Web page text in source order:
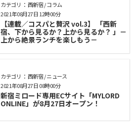
カテゴリ： 西新宿 / コラム
【連載／コスパと贅沢 vol.3】 「西新
宿、下から見るか？上から見るか？ 」－
上から絶景ランチを楽しもう－
2021年08月27日 12時00分
カテゴリ： 西新宿 / ニュース
新宿ミロード専用ECサイト「MYLORD
ONLINE」が8月27日オープン！
2021年08月27日 08時00分